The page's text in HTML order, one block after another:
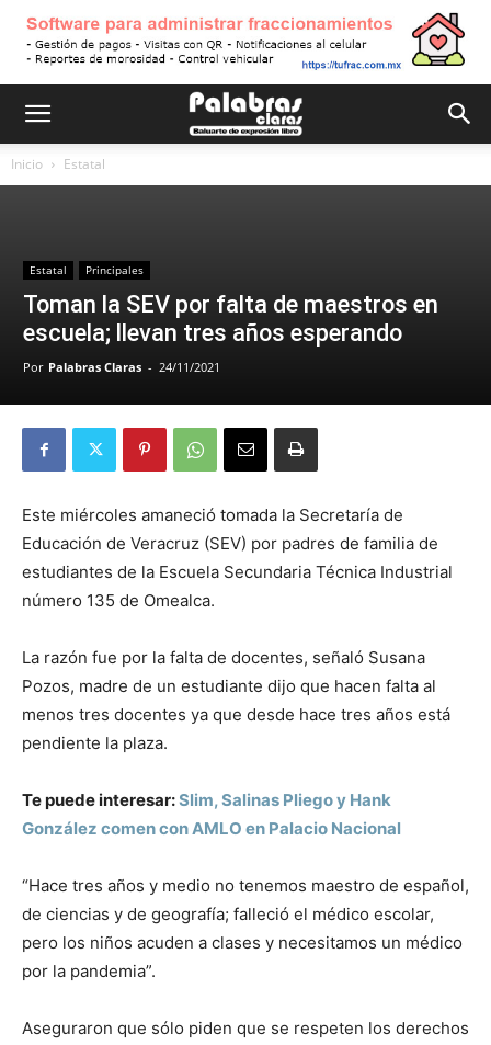
Inicio Estatal
Estatal Principales
Toman la SEV por falta de maestros en
escuela; llevan tres años esperando
Por Palabras Claras - 24/11/2021
Este miércoles amaneció tomada la Secretaría de
Educación de Veracruz (SEV) por padres de familia de
estudiantes de la Escuela Secundaria Técnica Industrial
número 135 de Omealca.
La razón fue por la falta de docentes, señaló Susana
Pozos, madre de un estudiante dijo que hacen falta al
menos tres docentes ya que desde hace tres años está
pendiente la plaza.
Te puede interesar:Slim, Salinas Pliego y Hank
González comen con AMLO en Palacio Nacional
“Hace tres años y medio no tenemos maestro de español,
de ciencias y de geografía; falleció el médico escolar,
pero los niños acuden a clases y necesitamos un médico
por la pandemia”.
Aseguraron que sólo piden que se respeten los derechos